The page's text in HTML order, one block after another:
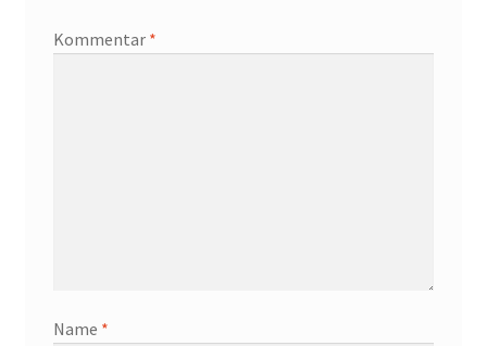
Kommentar *
Name *